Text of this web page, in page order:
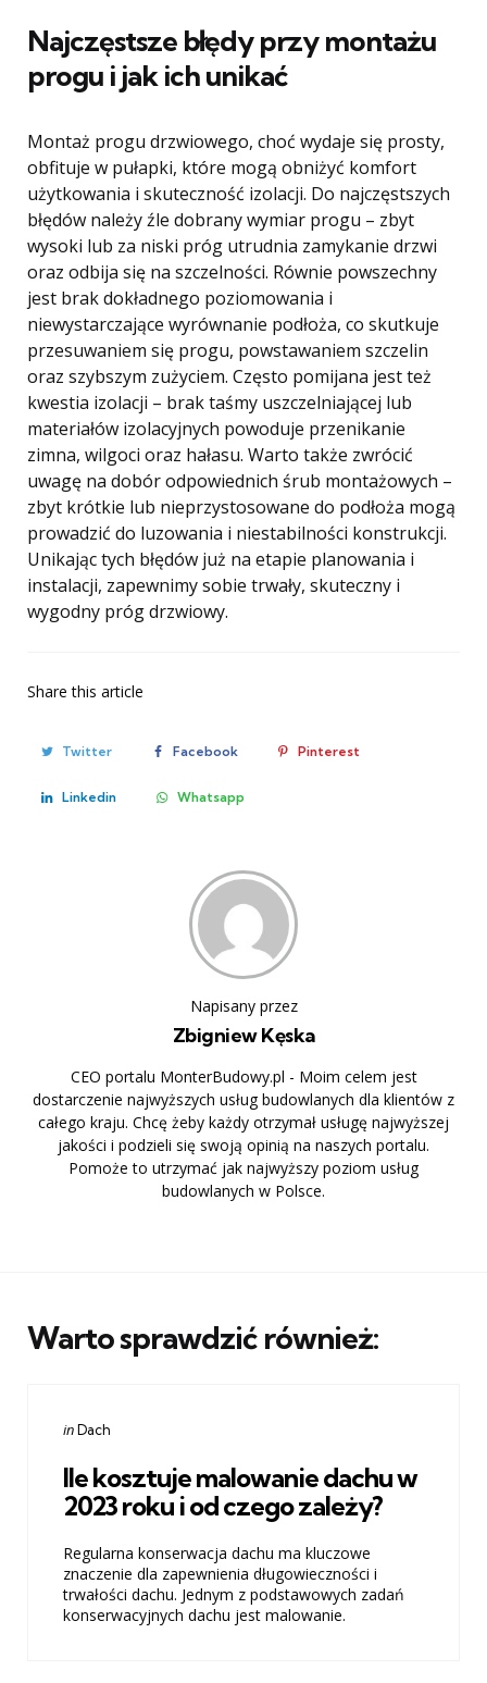
Najczęstsze błędy przy montażu
progu i jak ich unikać
Montaż progu drzwiowego, choć wydaje się prosty,
obfituje w pułapki, które mogą obniżyć komfort
użytkowania i skuteczność izolacji. Do najczęstszych
błędów należy źle dobrany wymiar progu – zbyt
wysoki lub za niski próg utrudnia zamykanie drzwi
oraz odbija się na szczelności. Równie powszechny
jest brak dokładnego poziomowania i
niewystarczające wyrównanie podłoża, co skutkuje
przesuwaniem się progu, powstawaniem szczelin
oraz szybszym zużyciem. Często pomijana jest też
kwestia izolacji – brak taśmy uszczelniającej lub
materiałów izolacyjnych powoduje przenikanie
zimna, wilgoci oraz hałasu. Warto także zwrócić
uwagę na dobór odpowiednich śrub montażowych –
zbyt krótkie lub nieprzystosowane do podłoża mogą
prowadzić do luzowania i niestabilności konstrukcji.
Unikając tych błędów już na etapie planowania i
instalacji, zapewnimy sobie trwały, skuteczny i
wygodny próg drzwiowy.
Share this article
Twitter Facebook Pinterest
Linkedin Whatsapp
Napisany przez
Zbigniew Kęska
CEO portalu MonterBudowy.pl - Moim celem jest
dostarczenie najwyższych usług budowlanych dla klientów z
całego kraju. Chcę żeby każdy otrzymał usługę najwyższej
jakości i podzieli się swoją opinią na naszych portalu.
Pomoże to utrzymać jak najwyższy poziom usług
budowlanych w Polsce.
Warto sprawdzić również:
Categories
Posted
inDach
Ile kosztuje malowanie dachu w
2023 roku i od czego zależy?
Regularna konserwacja dachu ma kluczowe
znaczenie dla zapewnienia długowieczności i
trwałości dachu. Jednym z podstawowych zadań
konserwacyjnych dachu jest malowanie.